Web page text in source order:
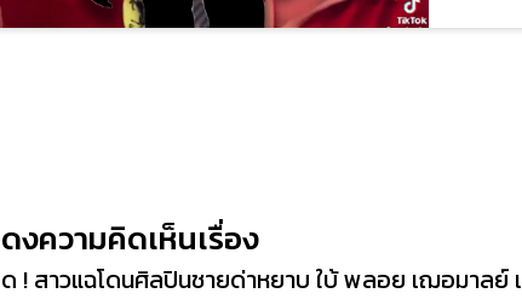
งความคิดเห็นเรื่อง
! สาวแฉโดนศิลปินชายด่าหยาบ ใบ้ พลอย เฌอมาลย์